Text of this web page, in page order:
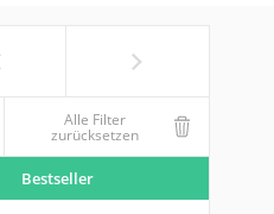
Alle Filter
zurücksetzen
Bestseller